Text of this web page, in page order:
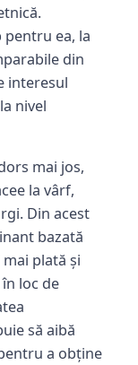
ea, la
din
interesul
nivel
mai jos,
la vârf,
Din acest
bazată
plată și
loc de
să aibă
a obține